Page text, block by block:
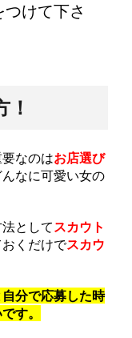
けて下さ
なのはお店選び
なに可愛い女の
としてスカウト
くだけでスカウ
分で応募した時
す。